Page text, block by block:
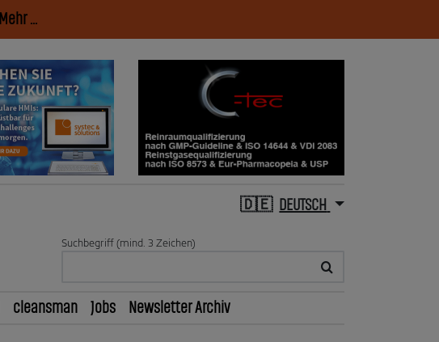
Mehr ...
DEUTSCH
Suchbegriff (mind. 3 Zeichen)
cleansman Jobs Newsletter Archiv